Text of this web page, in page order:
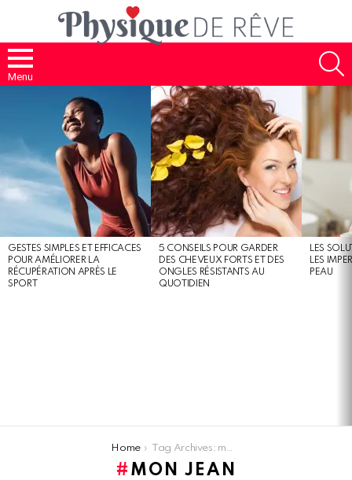
Menu
GESTES SIMPLES ET EFFICACES
POUR AMÉLIORER LA
RÉCUPÉRATION APRÈS LE
SPORT
5 CONSEILS POUR GARDER
DES CHEVEUX FORTS ET DES
ONGLES RÉSISTANTS AU
QUOTIDIEN
LES
LES
PEAU
Home Tag Archives: mon jean
MON JEAN